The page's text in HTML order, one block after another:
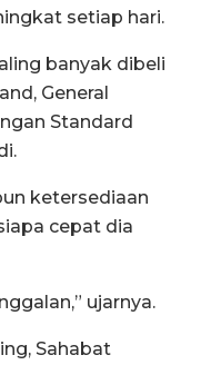
setiap hari.
banyak dibeli
General
Standard
ketersediaan
cepat dia
ujarnya.
Sahabat